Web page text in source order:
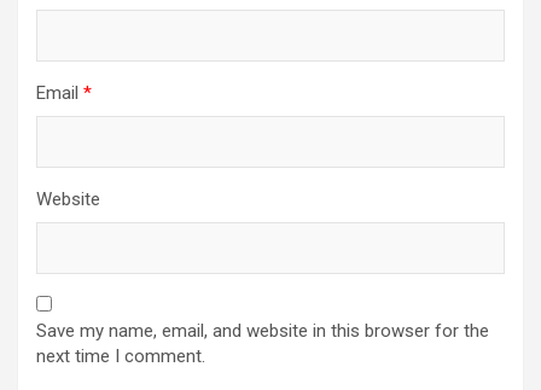
Email *
Website
Save my name, email, and website in this browser for the
next time I comment.